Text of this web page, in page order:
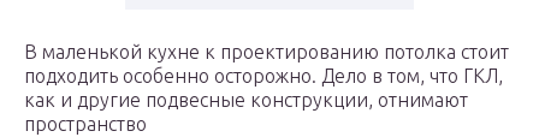
В маленькой кухне к проектированию потолка стоит
подходить особенно осторожно. Дело в том, что ГКЛ,
как и другие подвесные конструкции, отнимают
пространство